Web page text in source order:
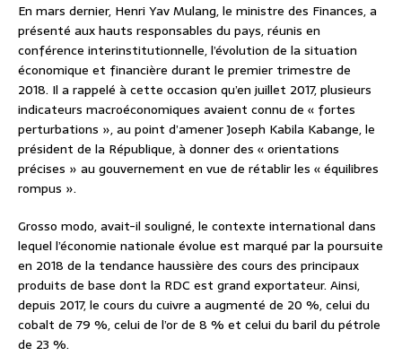
En mars dernier, Henri Yav Mulang, le ministre des Finances, a
présenté aux hauts responsables du pays, réunis en
conférence interinstitutionnelle, l’évolution de la situation
économique et financière durant le premier trimestre de
2018. Il a rappelé à cette occasion qu’en juillet 2017, plusieurs
indicateurs macroéconomiques avaient connu de « fortes
perturbations », au point d’amener Joseph Kabila Kabange, le
président de la République, à donner des « orientations
précises » au gouvernement en vue de rétablir les « équilibres
rompus ».
Grosso modo, avait-il souligné, le contexte international dans
lequel l’économie nationale évolue est marqué par la poursuite
en 2018 de la tendance haussière des cours des principaux
produits de base dont la RDC est grand exportateur. Ainsi,
depuis 2017, le cours du cuivre a augmenté de 20 %, celui du
cobalt de 79 %, celui de l’or de 8 % et celui du baril du pétrole
de 23 %.